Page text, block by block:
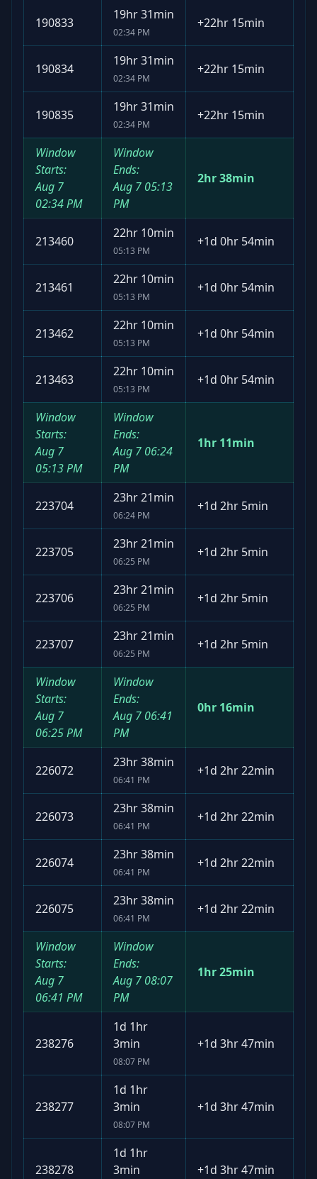
190833
19hr 31min
02:34 PM
+22hr 15min
190834
19hr 31min
02:34 PM
+22hr 15min
190835
19hr 31min
02:34 PM
+22hr 15min
Window
Starts:
Aug 7
02:34 PM
Window
Ends:
Aug 7 05:13
PM
2hr 38min
213460
22hr 10min
05:13 PM
+1d 0hr 54min
213461
22hr 10min
05:13 PM
+1d 0hr 54min
213462
22hr 10min
05:13 PM
+1d 0hr 54min
213463
22hr 10min
05:13 PM
+1d 0hr 54min
Window
Starts:
Aug 7
05:13 PM
Window
Ends:
Aug 7 06:24
PM
1hr 11min
223704
23hr 21min
06:24 PM
+1d 2hr 5min
223705
23hr 21min
06:25 PM
+1d 2hr 5min
223706
23hr 21min
06:25 PM
+1d 2hr 5min
223707
23hr 21min
06:25 PM
+1d 2hr 5min
Window
Starts:
Aug 7
06:25 PM
Window
Ends:
Aug 7 06:41
PM
0hr 16min
226072
23hr 38min
06:41 PM
+1d 2hr 22min
226073
23hr 38min
06:41 PM
+1d 2hr 22min
226074
23hr 38min
06:41 PM
+1d 2hr 22min
226075
23hr 38min
06:41 PM
+1d 2hr 22min
Window
Starts:
Aug 7
06:41 PM
Window
Ends:
Aug 7 08:07
PM
1hr 25min
238276
1d 1hr
3min
08:07 PM
+1d 3hr 47min
238277
1d 1hr
3min
08:07 PM
+1d 3hr 47min
238278
1d 1hr
3min
+1d 3hr 47min